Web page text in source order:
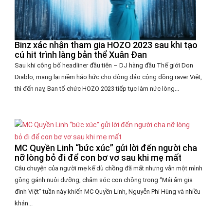
Binz xác nhận tham gia HOZO 2023 sau khi tạo
cú hit trình làng bản thể Xuân Đan
Sau khi công bố headliner đầu tiên – DJ hàng đầu Thế giới Don
Diablo, mang lại niềm háo hức cho đông đảo cộng đồng raver Việt,
thì đến nay, Ban tổ chức HOZO 2023 tiếp tục làm nức lòng...
MC Quyền Linh “bức xúc” gửi lời đến người cha
nỡ lòng bỏ đi để con bơ vơ sau khi mẹ mất
Câu chuyện của người mẹ kế dù chồng đã mất nhưng vẫn một mình
gồng gánh nuôi dưỡng, chăm sóc con chồng trong “Mái ấm gia
đình Việt” tuần này khiến MC Quyền Linh, Nguyễn Phi Hùng và nhiều
khán...